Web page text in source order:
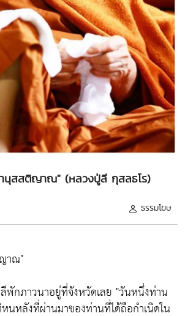
นุสสติญาณ" (หลวงปู่ลี กุสลธโร)
ธรรมโฆษ
าณ"
พักภาวนาอยู่ที่จังหวัดเลย "วันหนึ่งท่าน
นหลังที่ผ่านมาของท่านที่ได้ถือกำเนิดใน